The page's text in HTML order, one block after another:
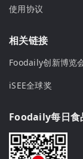
使用协议
相关链接
Foodaily创新博览
iSEE全球奖
Foodaily每日食